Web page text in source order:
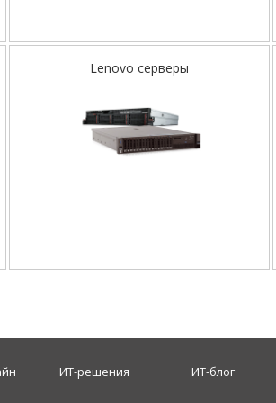
Lenovo серверы
ИТ-решения ИТ-блог